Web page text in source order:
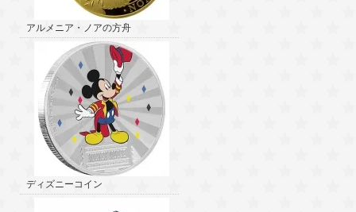
アルメニア・ノアの方舟
ディズニーコイン